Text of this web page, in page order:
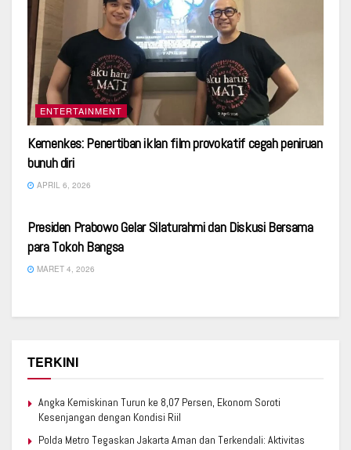
ENTERTAINMENT
Kemenkes: Penertiban iklan film provokatif cegah peniruan
bunuh diri
APRIL 6, 2026
Presiden Prabowo Gelar Silaturahmi dan Diskusi Bersama
para Tokoh Bangsa
MARET 4, 2026
TERKINI
Angka Kemiskinan Turun ke 8,07 Persen, Ekonom Soroti
Kesenjangan dengan Kondisi Riil
Polda Metro Tegaskan Jakarta Aman dan Terkendali: Aktivitas